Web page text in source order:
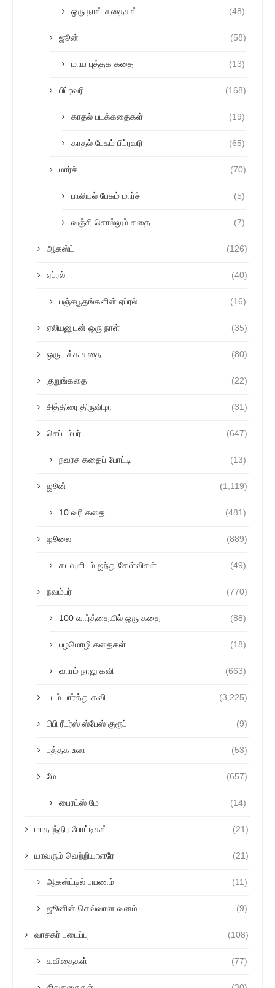
ஒரு நாள் கதைகள் (48)
ஜூன் (58)
மாய புத்தக கதை (13)
பிப்ரவரி (168)
காதல் படக்கதைகள் (19)
காதல் பேசும் பிப்ரவரி (65)
மார்ச் (70)
பாலியல் பேசும் மார்ச் (5)
வஞ்சி சொல்லும் கதை (7)
ஆகஸ்ட் (126)
ஏப்ரல் (40)
பஞ்சபூதங்களின் ஏப்ரல் (16)
ஏலியனுடன் ஒரு நாள் (35)
ஒரு பக்க கதை (80)
குறுங்கதை (22)
சித்திரை திருவிழா (31)
செப்டம்பர் (647)
நவரச கதைப் போட்டி (13)
ஜூன் (1,119)
10 வரி கதை (481)
ஜூலை (889)
கடவுளிடம் ஐந்து கேள்விகள் (49)
நவம்பர் (770)
100 வார்த்தையில் ஒரு கதை (88)
பழமொழி கதைகள் (18)
வாரம் நாலு கவி (663)
படம் பார்த்து கவி (3,225)
பிபி ரீடர்ஸ் ஸ்பேஸ் குரூப் (9)
புத்தக உலா (53)
மே (657)
பைரட்ஸ் மே (14)
மாதாந்திர போட்டிகள் (21)
யாவரும் வெற்றியாளரே (21)
ஆகஸ்ட்டில் பயணம் (11)
ஜூனின் செவ்வான வனம் (9)
வாசகர் படைப்பு (108)
கவிதைகள் (77)